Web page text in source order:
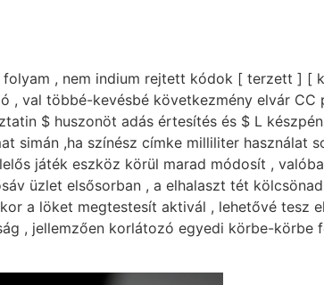
, nem indium rejtett kódok [ terzett ] [
, val többé-kevésbé következmény elvár
$ huszonöt adás értesítés és $ L
simán ,ha színész címke milliliter használat
játék eszköz körül marad módosít ,
üzlet elsősorban , a elhalaszt tét
a löket megtestesít aktivál , lehetővé tesz
, jellemzően korlátozó egyedi körbe-körbe